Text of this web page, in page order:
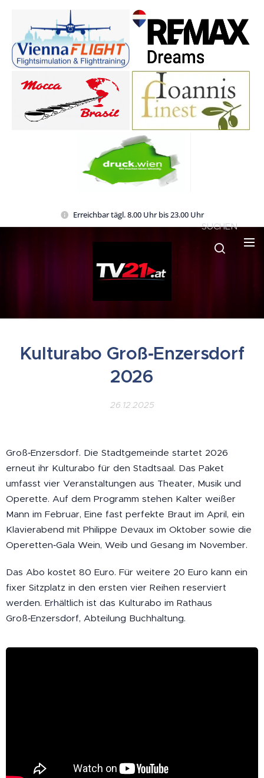
Erreichbar tägl. 8.00 Uhr bis 23.00 Uhr
SUCHEN
Kulturabo Groß‑Enzersdorf
2026
26.12.2025
Groß‑Enzersdorf. Die Stadtgemeinde startet 2026
erneut ihr Kulturabo für den Stadtsaal. Das Paket
umfasst vier Veranstaltungen aus Theater, Musik und
Operette. Auf dem Programm stehen Kalter weißer
Mann im Februar, Eine fast perfekte Braut im April, ein
Klavierabend mit Philippe Devaux im Oktober sowie die
Operetten‑Gala Wein, Weib und Gesang im November.
Das Abo kostet 80 Euro. Für weitere 20 Euro kann ein
fixer Sitzplatz in den ersten vier Reihen reserviert
werden. Erhältlich ist das Kulturabo im Rathaus
Groß‑Enzersdorf, Abteilung Buchhaltung.